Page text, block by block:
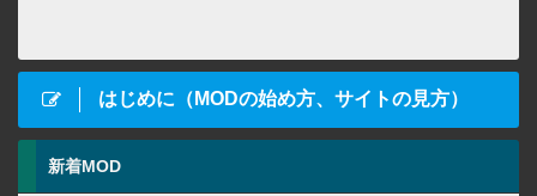
はじめに（MODの始め方、サイトの見方）
新着MOD